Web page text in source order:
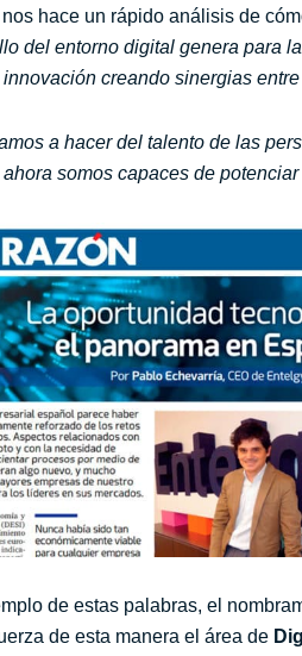
hace un rápido análisis de
del entorno digital genera para
creando sinergias entre
a hacer del talento de las
somos capaces de
de estas palabras, el
de esta manera el área de